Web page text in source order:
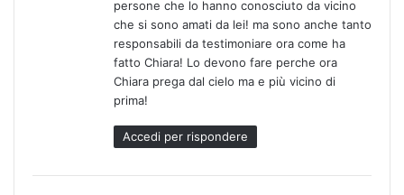
persone che lo hanno conosciuto da vicino
che si sono amati da lei! ma sono anche tanto
responsabili da testimoniare ora come ha
fatto Chiara! Lo devono fare perche ora
Chiara prega dal cielo ma e più vicino di
prima!
Accedi per rispondere